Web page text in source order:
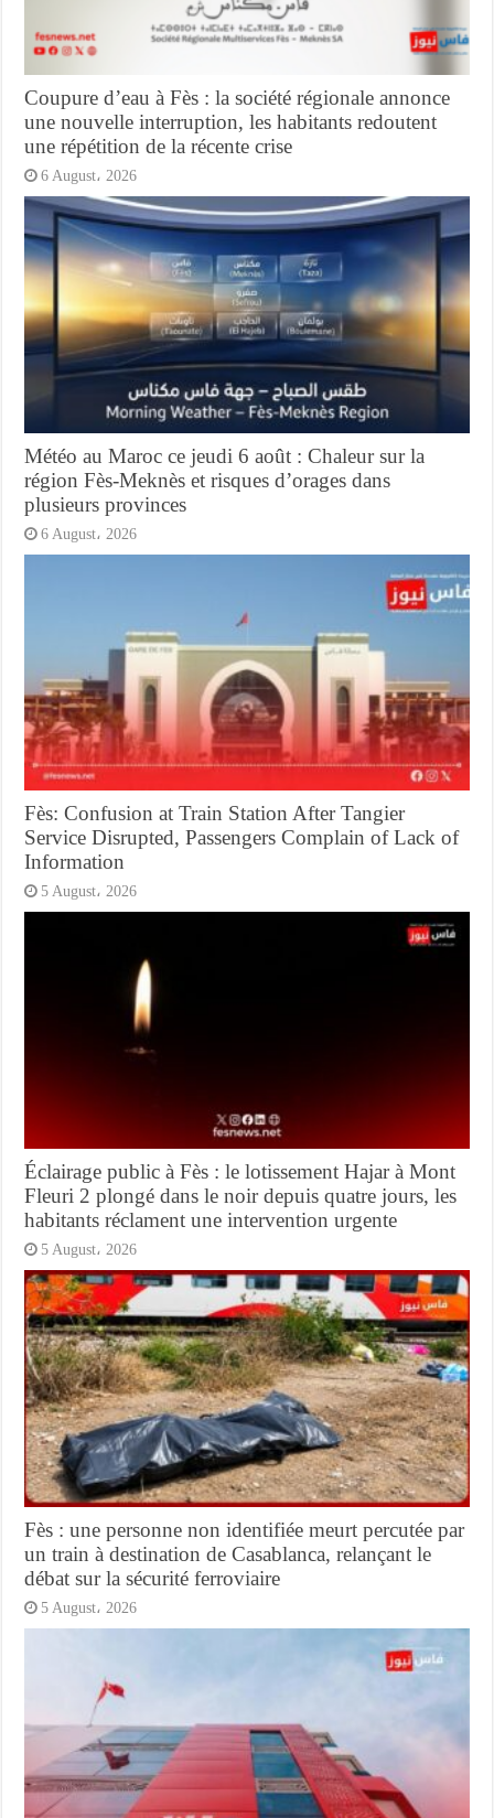
Coupure d’eau à Fès : la société régionale annonce
une nouvelle interruption, les habitants redoutent
une répétition de la récente crise
6 August، 2026
Météo au Maroc ce jeudi 6 août : Chaleur sur la
région Fès-Meknès et risques d’orages dans
plusieurs provinces
6 August، 2026
Fès: Confusion at Train Station After Tangier
Service Disrupted, Passengers Complain of Lack of
Information
5 August، 2026
Éclairage public à Fès : le lotissement Hajar à Mont
Fleuri 2 plongé dans le noir depuis quatre jours, les
habitants réclament une intervention urgente
5 August، 2026
Fès : une personne non identifiée meurt percutée par
un train à destination de Casablanca, relançant le
débat sur la sécurité ferroviaire
5 August، 2026